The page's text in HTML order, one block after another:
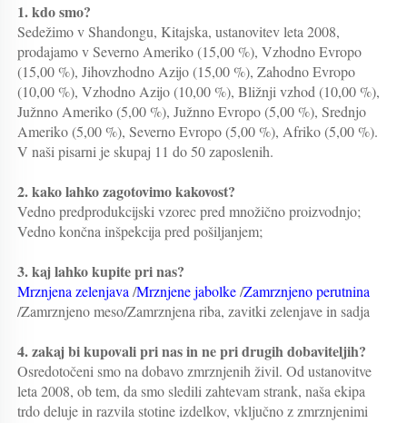
1. kdo smo?
Sedežimo v Shandongu, Kitajska, ustanovitev leta 2008,
prodajamo v Severno Ameriko (15,00 %), Vzhodno Evropo
(15,00 %), Jihovzhodno Azijo (15,00 %), Zahodno Evropo
(10,00 %), Vzhodno Azijo (10,00 %), Bližnji vzhod (10,00 %),
Južnno Ameriko (5,00 %), Južnno Evropo (5,00 %), Srednjo
Ameriko (5,00 %), Severno Evropo (5,00 %), Afriko (5,00 %).
V naši pisarni je skupaj 11 do 50 zaposlenih.
2. kako lahko zagotovimo kakovost?
Vedno predprodukcijski vzorec pred množično proizvodnjo;
Vedno končna inšpekcija pred pošiljanjem;
3. kaj lahko kupite pri nas?
Mrznjena zelenjava /Mrznjene jabolke /
/Zamrznjeno meso/Zamrznjena riba, zavitki zelenjave in sadja
4. zakaj bi kupovali pri nas in ne pri drugih dobaviteljih?
Osredotočeni smo na dobavo zmrznjenih živil. Od ustanovitve
leta 2008, ob tem, da smo sledili zahtevam strank, naša ekipa
trdo deluje in razvila stotine izdelkov, vključno z zmrznjenimi